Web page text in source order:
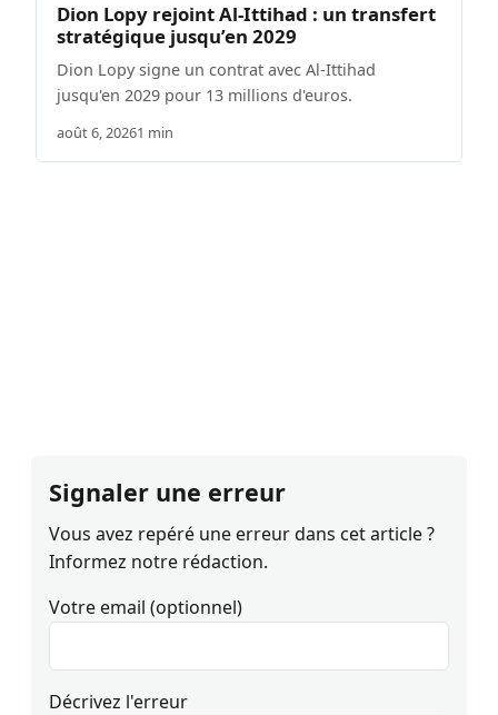
Dion Lopy rejoint Al-Ittihad : un transfert
stratégique jusqu’en 2029
Dion Lopy signe un contrat avec Al-Ittihad
jusqu'en 2029 pour 13 millions d'euros.
août 6, 20261 min
Signaler une erreur
Vous avez repéré une erreur dans cet article ?
Informez notre rédaction.
Votre email (optionnel)
Décrivez l'erreur